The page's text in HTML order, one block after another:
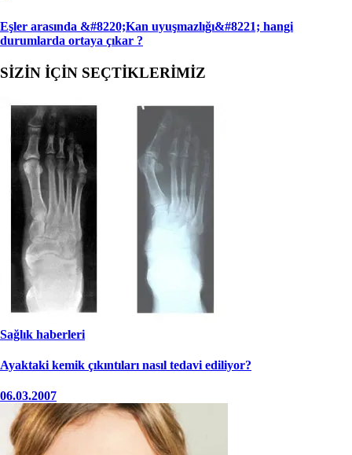
Eşler arasında &#8220;Kan uyuşmazlığı&#8221; han­gi
durumlarda ortaya çıkar ?
SİZİN İÇİN SEÇTİKLERİMİZ
Sağlık haberleri
Ayaktaki kemik çıkıntıları nasıl tedavi ediliyor?
06.03.2007